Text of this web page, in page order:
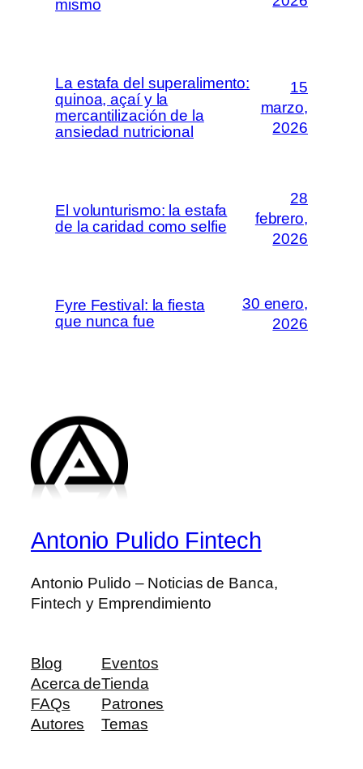
mismo
La estafa del superalimento:
quinoa, açaí y la
mercantilización de la
ansiedad nutricional
15
marzo,
2026
El volunturismo: la estafa
de la caridad como selfie
28
febrero,
2026
Fyre Festival: la fiesta
que nunca fue
30 enero,
2026
Antonio Pulido Fintech
Antonio Pulido – Noticias de Banca,
Fintech y Emprendimiento
Blog
Acerca de
FAQs
Autores
Eventos
Tienda
Patrones
Temas